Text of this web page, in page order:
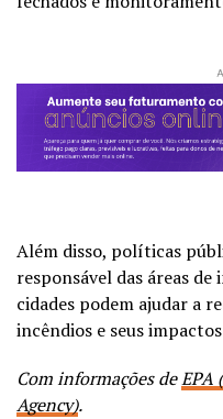
Além disso, políticas
responsável das áreas
cidades podem ajudar a
incêndios e seus
Com informações deEPA
Agency).